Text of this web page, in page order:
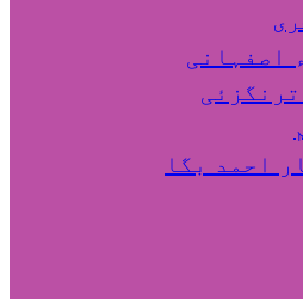
اصفہانی
احمد بگا